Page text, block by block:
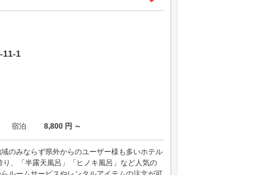
11-1
宿泊 8,800 円 ～
のみならず県外からのユーザー様も多いホテル
、「半露天風呂」「ヒノキ風呂」など人気の